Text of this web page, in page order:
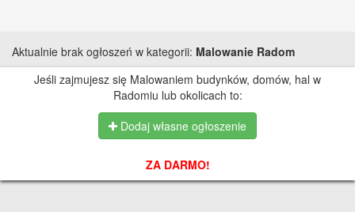
Aktualnie brak ogłoszeń w kategorii: Malowanie Radom
Jeśli zajmujesz się Malowaniem budynków, domów, hal w
Radomiu lub okolicach to:
Dodaj własne ogłoszenie
ZA DARMO!